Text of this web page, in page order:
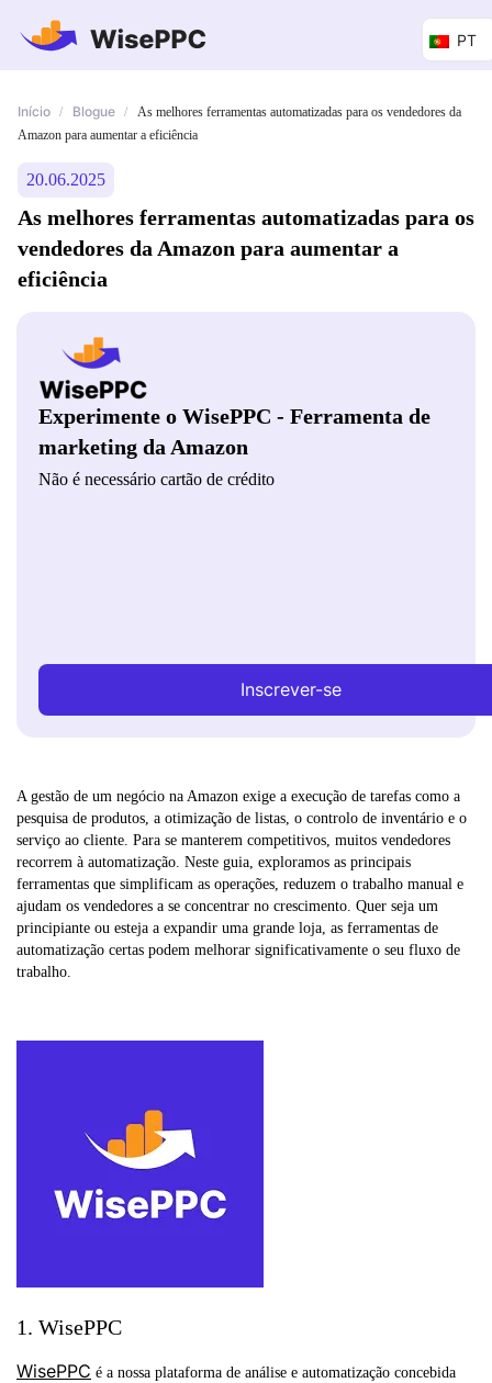
PT
Início / Blogue /
As melhores ferramentas automatizadas para os vendedores da
Amazon para aumentar a eficiência
20.06.2025
As melhores ferramentas automatizadas para os
vendedores da Amazon para aumentar a
eficiência
Experimente o WisePPC - Ferramenta de
marketing da Amazon
Não é necessário cartão de crédito
Inscrever-se
A gestão de um negócio na Amazon exige a execução de tarefas como a
pesquisa de produtos, a otimização de listas, o controlo de inventário e o
serviço ao cliente. Para se manterem competitivos, muitos vendedores
recorrem à automatização. Neste guia, exploramos as principais
ferramentas que simplificam as operações, reduzem o trabalho manual e
ajudam os vendedores a se concentrar no crescimento. Quer seja um
principiante ou esteja a expandir uma grande loja, as ferramentas de
automatização certas podem melhorar significativamente o seu fluxo de
trabalho.
1. WisePPC
WisePPC é a nossa plataforma de análise e automatização concebida